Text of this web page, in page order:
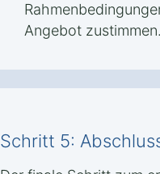
Angebot
Schritt 5: